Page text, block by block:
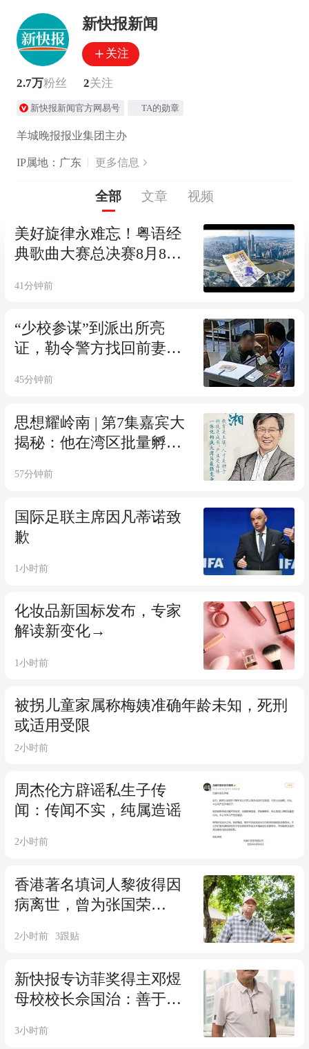
新快报新闻
关注
2.7万粉丝 2关注
新快报新闻官方网易号 TA的勋章
羊城晚报报业集团主办
IP属地：广东 更多信息
全部 文章 视频
美好旋律永难忘！粤语经
典歌曲大赛总决赛8月8日
41分钟前
“少校参谋”到派出所亮
证，勒令警方找回前妻，
45分钟前
思想耀岭南 | 第7集嘉宾大
揭秘：他在湾区批量孵化
57分钟前
国际足联主席因凡蒂诺致
歉
1小时前
化妆品新国标发布，专家
解读新变化→
1小时前
被拐儿童家属称梅姨准确年龄未知，死刑
或适用受限
2小时前
周杰伦方辟谣私生子传
闻：传闻不实，纯属造谣
2小时前
香港著名填词人黎彼得因
病离世，曾为张国荣
冰山劈开》等歌填词
2小时前 3跟贴
新快报专访菲奖得主邓煜
母校校长佘国治：善于发
由生长的土壤
3小时前